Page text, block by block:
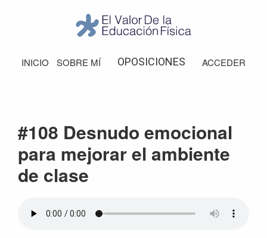
navegación
principal
barra
Valor
de
INICIO SOBRE MÍ OPOSICIONES ACCEDER
#108 Desnudo emocional
para mejorar el ambiente
de clase